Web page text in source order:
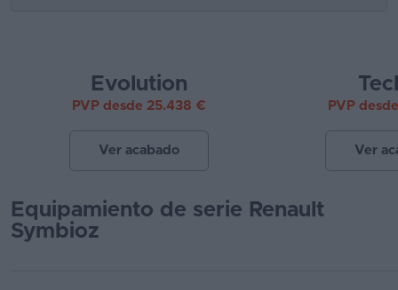
Evolution
PVP desde 25.438 €
Ver acabado
PVP
Ver
Equipamiento de serie Renault
Symbioz